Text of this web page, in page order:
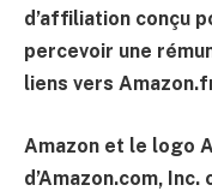
d’affiliation conçu
percevoir une
liens vers
Amazon et le logo
d’Amazon.com,